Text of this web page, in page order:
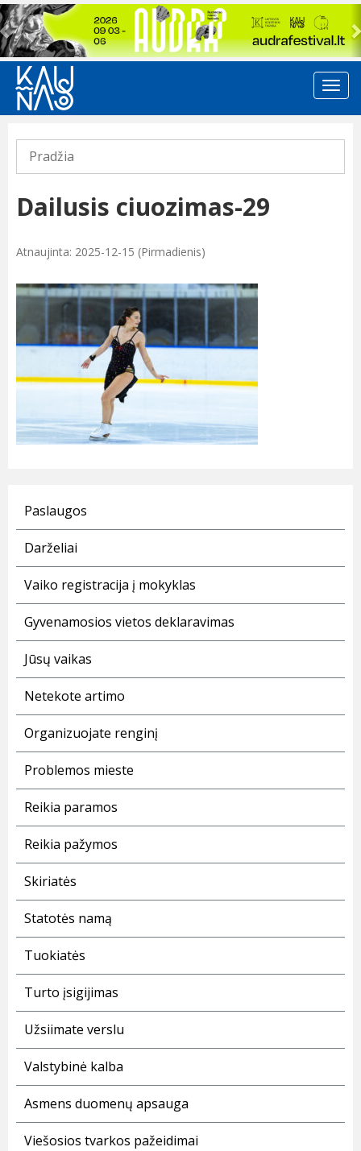
Previous
Pradžia
Dailusis ciuozimas-29
Atnaujinta: 2025-12-15 (Pirmadienis)
Paslaugos
Darželiai
Vaiko registracija į mokyklas
Gyvenamosios vietos deklaravimas
Jūsų vaikas
Netekote artimo
Organizuojate renginį
Problemos mieste
Reikia paramos
Reikia pažymos
Skiriatės
Statotės namą
Tuokiatės
Turto įsigijimas
Užsiimate verslu
Valstybinė kalba
Asmens duomenų apsauga
Viešosios tvarkos pažeidimai